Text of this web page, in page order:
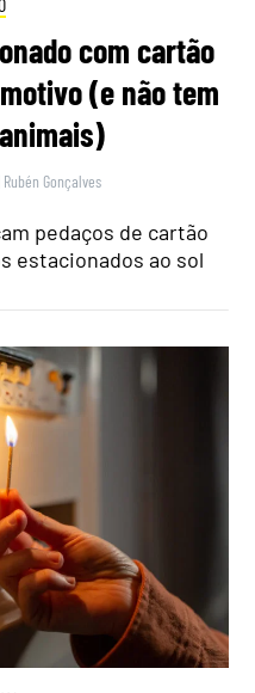
com cartão
(e não tem
Rubén Gonçalves
pedaços de cartão
estacionados ao sol